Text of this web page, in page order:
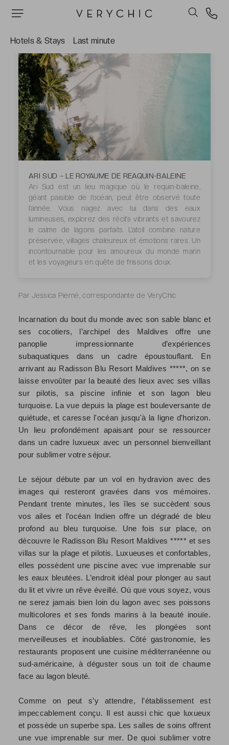
Hotels & Stays Last minute
ARI SUD – LE ROYAUME DE REAQUIN-BALEINE
Ari Sud est un lieu magique où le requin-baleine,
géant paisible de l’océan, peut être observé toute
l’année. Vous nagez avec lui dans des eaux
lumineuses, explorez des récifs vibrants et savourez
le calme de lagons parfaits. L’atoll combine nature
préservée, villages chaleureux et émotions rares. Un
incontournable pour les amoureux du monde marin
et les voyageurs en quête de frissons doux.
Par Jessica Pierné, correspondante de VeryChic
Incarnation du bout du monde avec son sable blanc et
ses cocotiers, l’archipel des Maldives offre une
panoplie impressionnante d’expériences
subaquatiques dans un cadre époustouflant. En
arrivant au Radisson Blu Resort Maldives *****, on se
laisse envoûter par la beauté des lieux avec ses villas
sur pilotis, sa piscine infinie et son lagon bleu
turquoise. La vue depuis la plage est bouleversante de
quiétude, et caresse l'océan jusqu'à la ligne d'horizon.
Un lieu profondément apaisant pour se ressourcer
dans un cadre luxueux avec un personnel bienveillant
pour sublimer votre séjour.
Le séjour débute par un vol en hydravion avec des
images qui resteront gravées dans vos mémoires.
Pendant trente minutes, les îles se succèdent sous
vos ailes et l’océan Indien offre un dégradé de bleu
profond au bleu turquoise. Une fois sur place, on
découvre le Radisson Blu Resort Maldives ***** et ses
villas sur la plage et pilotis. Luxueuses et confortables,
elles possèdent une piscine avec vue imprenable sur
les eaux bleutées. L’endroit idéal pour plonger au saut
du lit et vivre un rêve éveillé. Où que vous soyez, vous
ne serez jamais bien loin du lagon avec ses poissons
multicolores et ses fonds marins à la beauté inouïe.
Dans ce décor de rêve, les plongées sont
merveilleuses et inoubliables. Côté gastronomie, les
restaurants proposent une cuisine méditerranéenne ou
sud-américaine, à déguster sous un toit de chaume
face au lagon bleuté.
Comme on peut s’y attendre, l’établissement est
impeccablement conçu. Il est aussi chic que luxueux
et possède un superbe spa. Les salles de soins offrent
une vue imprenable sur mer. De quoi sublimer votre